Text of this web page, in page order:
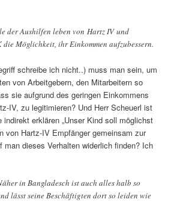
der Aushilfen leben von Hartz IV und
die Möglichkeit, ihr Einkommen aufzubessern.
schreibe ich nicht..) muss man sein, um
von Arbeitgebern, den Mitarbeitern so
sie aufgrund des geringen Einkommens
IV, zu legitimieren? Und Herr Scheuerl ist
indirekt erklären „Unser Kind soll möglichst
von Hartz-IV Empfänger gemeinsam zur
man dieses Verhalten widerlich finden? Ich
in Bangladesch ist auch alles halb so
lässt seine Beschäftigten dort so leiden wie